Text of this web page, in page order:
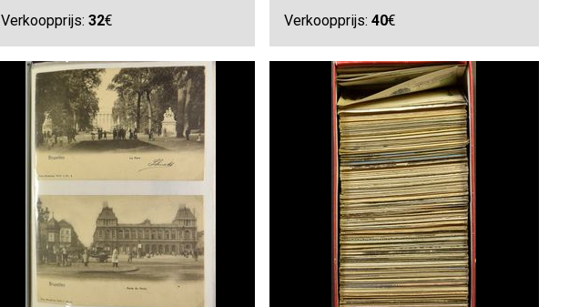
Verkoopprijs: 32€ Verkoopprijs:40€